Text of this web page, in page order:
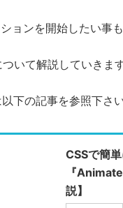
ョンを開始したい事も
いて解説していきます
下の記事を参照下さい
CSSで簡
『
説】